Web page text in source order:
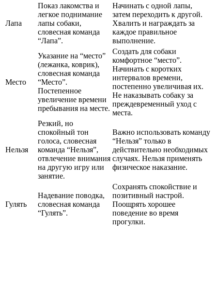
Лапа
Показ лакомства и
легкое поднимание
лапы собаки,
словесная команда
“Лапа”.
Начинать с одной лапы,
затем переходить к другой.
Хвалить и награждать за
каждое правильное
выполнение.
Место
Указание на “место”
(лежанка, коврик),
словесная команда
“Место”.
Постепенное
увеличение времени
пребывания на месте.
Создать для собаки
комфортное “место”.
Начинать с коротких
интервалов времени,
постепенно увеличивая их.
Не наказывать собаку за
преждевременный уход с
места.
Нельзя
Резкий, но
спокойный тон
голоса, словесная
команда “Нельзя”,
отвлечение внимания
на другую игру или
занятие.
Важно использовать команду
“Нельзя” только в
действительно необходимых
случаях. Нельзя применять
физическое наказание.
Гулять
Надевание поводка,
словесная команда
“Гулять”.
Сохранять спокойствие и
позитивный настрой.
Поощрять хорошее
поведение во время
прогулки.